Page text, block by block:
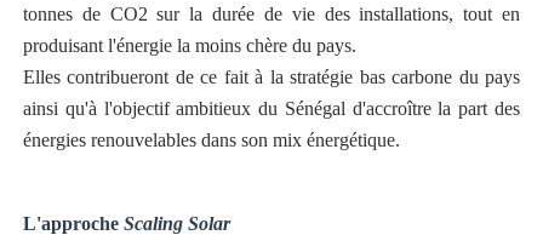
tonnes de CO2 sur la durée de vie des installations, tout en
produisant l'énergie la moins chère du pays.
Elles contribueront de ce fait à la stratégie bas carbone du pays
ainsi qu'à l'objectif ambitieux du Sénégal d'accroître la part des
énergies renouvelables dans son mix énergétique.
L'approche Scaling Solar